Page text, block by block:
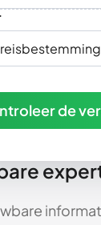
reisbestemming
de